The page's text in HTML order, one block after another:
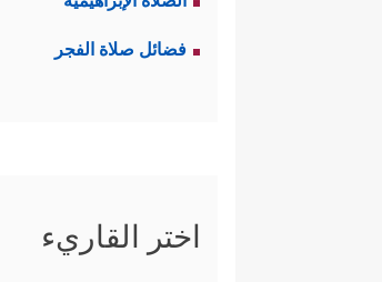
فضائل صلاة الفجر
اختر القاريء